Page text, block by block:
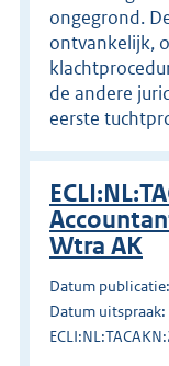
ongegrond.
ontvankelijk,
de andere
eerste
Wtra AK
Datum
Datum